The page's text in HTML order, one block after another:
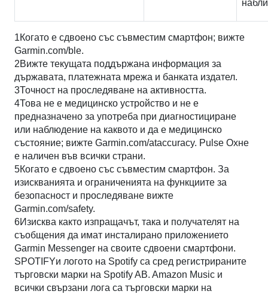
1Когато е сдвоено със съвместим смартфон; вижте
Garmin.com/ble.
2Вижте текущата поддържана информация за
държавата, платежната мрежа и банката издател.
3Точност на проследяване на активността.
4Това не е медицинско устройство и не е
предназначено за употреба при диагностициране
или наблюдение на каквото и да е медицинско
състояние; вижте Garmin.com/ataccuracy. Pulse Oxне
е наличен във всички страни.
5Когато е сдвоено със съвместим смартфон. За
изискванията и ограниченията на функциите за
безопасност и проследяване вижте
Garmin.com/safety.
6Изисква както изпращачът, така и получателят на
съобщения да имат инсталирано приложението
Garmin Messenger на своите сдвоени смартфони.
SPOTIFYи логото на Spotify са сред регистрираните
търговски марки на Spotify AB. Amazon Music и
всички свързани лога са търговски марки на